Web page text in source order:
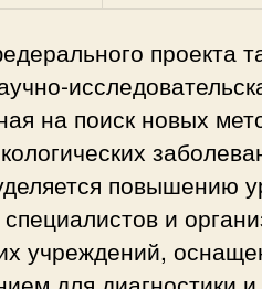
проекта
на поиск новых
повышению
специалистов и
учреждений,